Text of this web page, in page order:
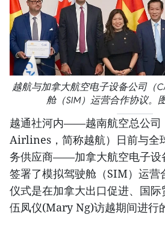
越航与加拿大航空电子设备公司（
舱（SIM）运营合作协议。
越通社河内——越南航空总公
Airlines，简称越航）日前与全
务供应商——加拿大航空电子设
签署了模拟驾驶舱（SIM）运营
仪式是在加拿大出口促进、国
伍凤仪(Mary Ng)访越期间进行